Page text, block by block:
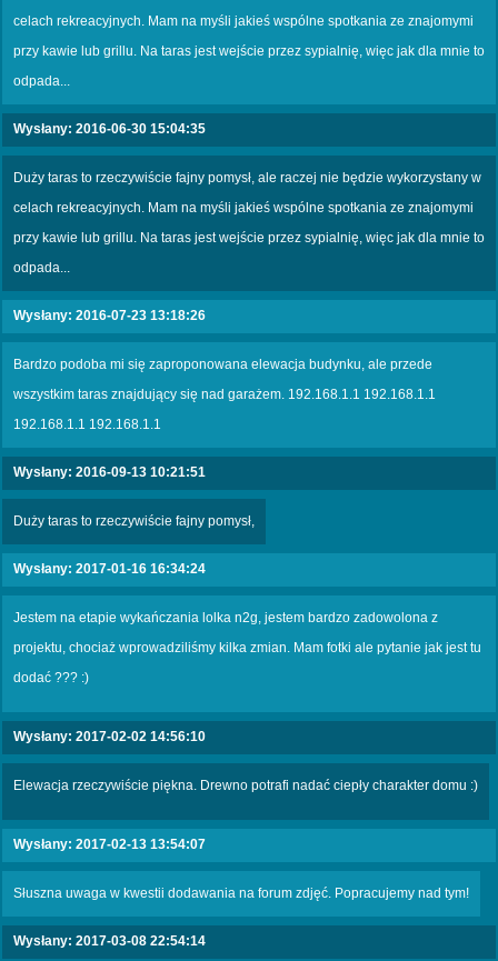
celach rekreacyjnych. Mam na myśli jakieś wspólne spotkania ze znajomymi
przy kawie lub grillu. Na taras jest wejście przez sypialnię, więc jak dla mnie to
odpada...
Wysłany: 2016-06-30 15:04:35
Duży taras to rzeczywiście fajny pomysł, ale raczej nie będzie wykorzystany w
celach rekreacyjnych. Mam na myśli jakieś wspólne spotkania ze znajomymi
przy kawie lub grillu. Na taras jest wejście przez sypialnię, więc jak dla mnie to
odpada...
Wysłany: 2016-07-23 13:18:26
Bardzo podoba mi się zaproponowana elewacja budynku, ale przede
wszystkim taras znajdujący się nad garażem. 192.168.1.1 192.168.1.1
192.168.1.1 192.168.1.1
Wysłany: 2016-09-13 10:21:51
Duży taras to rzeczywiście fajny pomysł,
Wysłany: 2017-01-16 16:34:24
Jestem na etapie wykańczania lolka n2g, jestem bardzo zadowolona z
projektu, chociaż wprowadziliśmy kilka zmian. Mam fotki ale pytanie jak jest tu
dodać ??? :)
Wysłany: 2017-02-02 14:56:10
Elewacja rzeczywiście piękna. Drewno potrafi nadać ciepły charakter domu :)
Wysłany: 2017-02-13 13:54:07
Słuszna uwaga w kwestii dodawania na forum zdjęć. Popracujemy nad tym!
Wysłany: 2017-03-08 22:54:14